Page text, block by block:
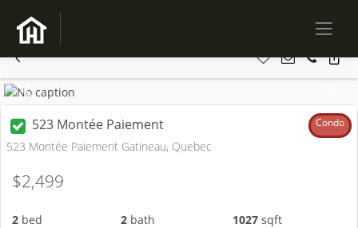
Previous
523 Montée Paiement Condo
523 Montée Paiement Gatineau, Quebec
$2,499
2 bed 2bath 1027 sqft